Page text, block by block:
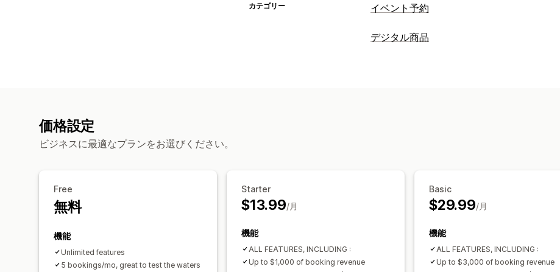
カテゴリー イベント予約
イベントタイプ
カレンダーウィジェット
ブランディング
デジタル商品
価格設定
ビジネスに最適なプランをお選びください。
Free
無料
機能
Unlimited features
5 bookings/mo, great to test the waters
Starter
$13.99/月
機能
ALL FEATURES, INCLUDING :
Up to $1,000 of booking revenue
Basic
$29.99/月
機能
ALL FEATURES, INCLUDING :
Up to $3,000 of booking revenue